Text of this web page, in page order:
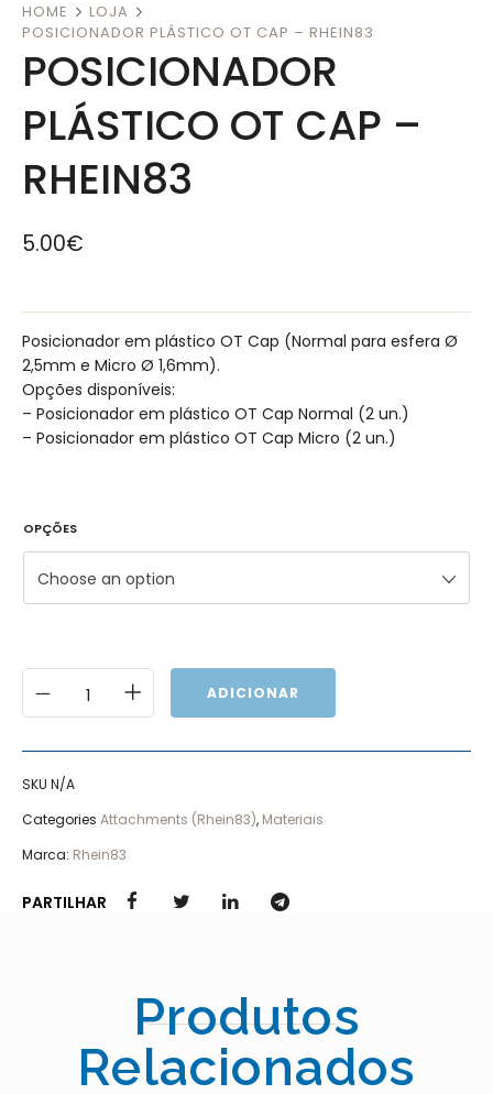
HOME
LOJA
POSICIONADOR PLÁSTICO OT CAP – RHEIN83
POSICIONADOR
PLÁSTICO OT CAP –
RHEIN83
5.00€
Posicionador em plástico OT Cap (Normal para esfera Ø
2,5mm e Micro Ø 1,6mm).
Opções disponíveis:
– Posicionador em plástico OT Cap Normal (2 un.)
– Posicionador em plástico OT Cap Micro (2 un.)
OPÇÕES
Choose an option
ADICIONAR
SKU N/A
Categories Attachments (Rhein83), Materiais
Marca: Rhein83
PARTILHAR
Produtos
Relacionados